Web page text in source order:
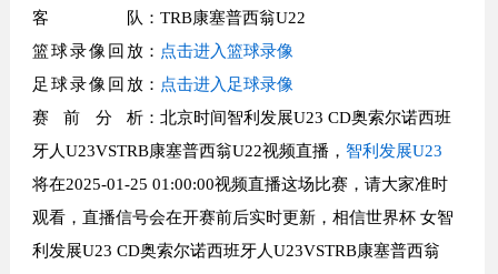
客队 ：TRB康塞普西翁U22
篮球录像回放： 点击进入篮球录像
足球录像回放： 点击进入足球录像
赛前分析：北京时间智利发展U23 CD奥索尔诺西班
牙人U23VSTRB康塞普西翁U22视频直播， 智利发展U23
将在2025-01-25 01:00:00视频直播这场比赛，请大家准时
观看，直播信号会在开赛前后实时更新，相信世界杯 女智
利发展U23 CD奥索尔诺西班牙人U23VSTRB康塞普西翁